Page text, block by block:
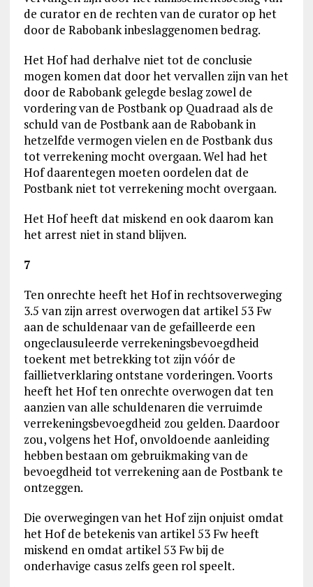
de curator en de rechten van de curator op het
door de Rabobank inbeslaggenomen bedrag.
Het Hof had derhalve niet tot de conclusie
mogen komen dat door het vervallen zijn van het
door de Rabobank gelegde beslag zowel de
vordering van de Postbank op Quadraad als de
schuld van de Postbank aan de Rabobank in
hetzelfde vermogen vielen en de Postbank dus
tot verrekening mocht overgaan. Wel had het
Hof daarentegen moeten oordelen dat de
Postbank niet tot verrekening mocht overgaan.
Het Hof heeft dat miskend en ook daarom kan
het arrest niet in stand blijven.
7
Ten onrechte heeft het Hof in rechtsoverweging
3.5 van zijn arrest overwogen dat artikel 53 Fw
aan de schuldenaar van de gefailleerde een
ongeclausuleerde verrekeningsbevoegdheid
toekent met betrekking tot zijn vóór de
faillietverklaring ontstane vorderingen. Voorts
heeft het Hof ten onrechte overwogen dat ten
aanzien van alle schuldenaren die verruimde
verrekeningsbevoegdheid zou gelden. Daardoor
zou, volgens het Hof, onvoldoende aanleiding
hebben bestaan om gebruikmaking van de
bevoegdheid tot verrekening aan de Postbank te
ontzeggen.
Die overwegingen van het Hof zijn onjuist omdat
het Hof de betekenis van artikel 53 Fw heeft
miskend en omdat artikel 53 Fw bij de
onderhavige casus zelfs geen rol speelt.